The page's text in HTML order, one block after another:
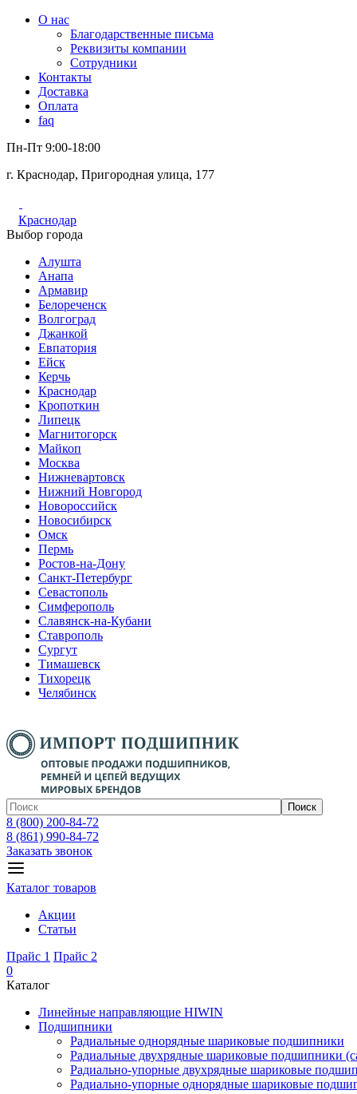
О нас
Благодарственные письма
Реквизиты компании
Сотрудники
Контакты
Доставка
Оплата
faq
Пн-Пт 9:00-18:00
г. Краснодар, Пригородная улица, 177
Краснодар
Выбор города
Алушта
Анапа
Армавир
Белореченск
Волгоград
Джанкой
Евпатория
Ейск
Керчь
Краснодар
Кропоткин
Липецк
Магнитогорск
Майкоп
Москва
Нижневартовск
Нижний Новгород
Новороссийск
Новосибирск
Омск
Пермь
Ростов-на-Дону
Санкт-Петербург
Севастополь
Симферополь
Славянск-на-Кубани
Ставрополь
Сургут
Тимашевск
Тихорецк
Челябинск
Поиск
8 (800) 200-84-72
8 (861) 990-84-72
Заказать звонок
Каталог товаров
Акции
Статьи
Прайс 1 Прайс 2
0
Каталог
Линейные направляющие HIWIN
Подшипники
Радиальные однорядные шариковые подшипники
Радиальные двухрядные шариковые подшипники
Радиально-упорные двухрядные шариковые
Радиально-упорные однорядные шариковые